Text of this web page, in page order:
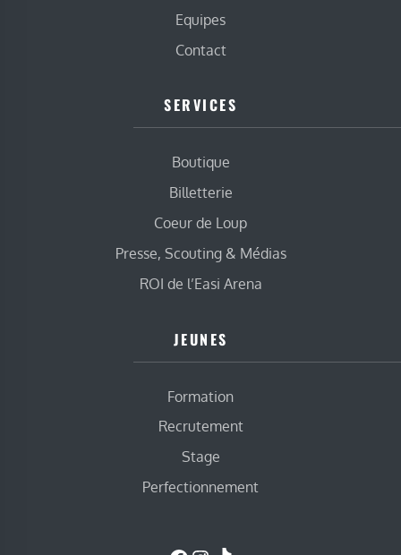
Equipes
Contact
SERVICES
Boutique
Billetterie
Coeur de Loup
Presse, Scouting & Médias
ROI de l’Easi Arena
JEUNES
Formation
Recrutement
Stage
Perfectionnement